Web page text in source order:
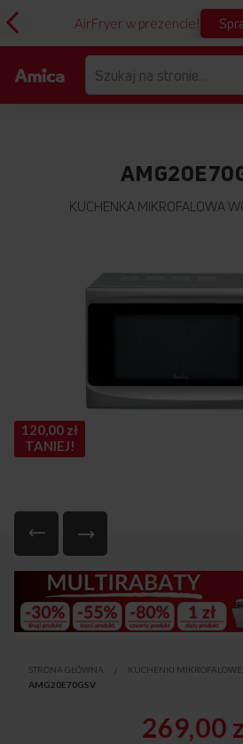
AirFryer w prezencie!
KUCHENKA MIKROFALOWA
120,00 zł
TANIEJ!
początek
galerii
STRONA GŁÓWNA KUCHENKI MIKROFALOWE
AMG20E70GSV
269,00